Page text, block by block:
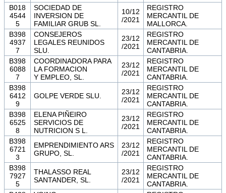
B018
4544
5
SOCIEDAD DE
INVERSION DE
FAMILIAR GRUB SL.
10/12
/2021
REGISTRO
MERCANTIL DE
MALLORCA.
B398
4937
7
CONSEJEROS
LEGALES REUNIDOS
SLU.
23/12
/2021
REGISTRO
MERCANTIL DE
CANTABRIA.
B398
6088
7
COORDINADORA PARA
LA FORMACION
Y EMPLEO, SL.
23/12
/2021
REGISTRO
MERCANTIL DE
CANTABRIA.
B398
6412
9
GOLPE VERDE SLU.
23/12
/2021
REGISTRO
MERCANTIL DE
CANTABRIA.
B398
6525
8
ELENA PIÑEIRO
SERVICIOS DE
NUTRICION S L.
23/12
/2021
REGISTRO
MERCANTIL DE
CANTABRIA.
B398
6721
3
EMPRENDIMIENTO ARS
GRUPO, SL.
23/12
/2021
REGISTRO
MERCANTIL DE
CANTABRIA.
B398
7927
5
THALASSO REAL
SANTANDER, SL.
23/12
/2021
REGISTRO
MERCANTIL DE
CANTABRIA.